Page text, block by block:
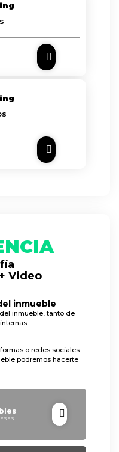
Video
inmueble
inmueble, tanto de
o redes sociales.
podremos hacerte